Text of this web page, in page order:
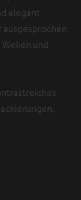
elegant
ausgesprochen
und